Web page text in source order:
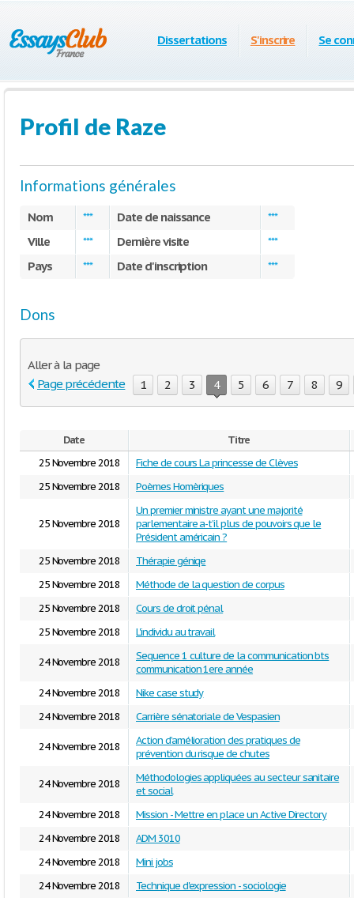
Dissertations S'inscrire Se
Profil de Raze
Informations générales
Nom *** Date de naissance ***
Ville *** Dernière visite ***
Pays *** Date d'inscription ***
Dons
Aller à la page
Page précédente
1 2 3 4 5 6 7 8 9
Date
Titre
25 Novembre 2018
Fiche de cours La princesse de Clèves
25 Novembre 2018
Poèmes Homèriques
25 Novembre 2018
Un premier ministre ayant une majorité
parlementaire a-t’il plus de pouvoirs que le
Président américain ?
25 Novembre 2018
Thérapie géniqe
25 Novembre 2018
Méthode de la question de corpus
25 Novembre 2018
Cours de droit pénal
25 Novembre 2018
L'individu au travail
24 Novembre 2018
Sequence 1 culture de la communication bts
communication 1ere année
24 Novembre 2018
Nike case study
24 Novembre 2018
Carrière sénatoriale de Vespasien
24 Novembre 2018
Action d’amélioration des pratiques de
prévention du risque de chutes
24 Novembre 2018
Méthodologies appliquées au secteur sanitaire
et social
24 Novembre 2018
Mission - Mettre en place un Active Directory
24 Novembre 2018
ADM 3010
24 Novembre 2018
Mini jobs
24 Novembre 2018
Technique d'expression - sociologie